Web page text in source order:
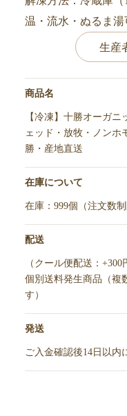
温・流水・ぬるま湯
生産
商品名
【冷凍】十勝オーガ
ェッド・放牧・ノンホ
勝・産地直送
在庫について
在庫：999個（注文数制
配送
（クール便配送：+300
個別送料発生商品（複
す）
発送
ご入金確認後14日以内